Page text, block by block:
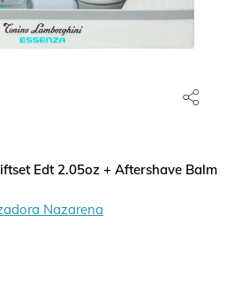
Edt 2.05oz + Aftershave Balm
Nazarena